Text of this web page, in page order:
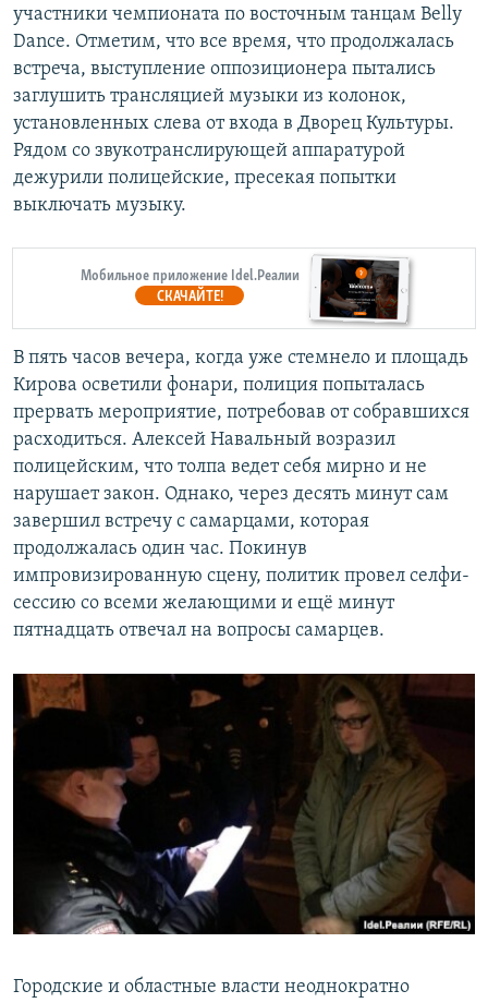
участники чемпионата по восточным танцам Belly
Dance. Отметим, что все время, что продолжалась
встреча, выступление оппозиционера пытались
заглушить трансляцией музыки из колонок,
установленных слева от входа в Дворец Культуры.
Рядом со звукотранслирующей аппаратурой
дежурили полицейские, пресекая попытки
выключать музыку.
Мобильное приложение Idel.Реалии
СКАЧАЙТЕ!
В пять часов вечера, когда уже стемнело и площадь
Кирова осветили фонари, полиция попыталась
прервать мероприятие, потребовав от собравшихся
расходиться. Алексей Навальный возразил
полицейским, что толпа ведет себя мирно и не
нарушает закон. Однако, через десять минут сам
завершил встречу с самарцами, которая
продолжалась один час. Покинув
импровизированную сцену, политик провел селфи-
сессию со всеми желающими и ещё минут
пятнадцать отвечал на вопросы самарцев.
Городские и областные власти неоднократно